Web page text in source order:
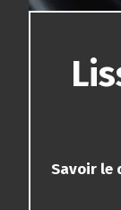
Savoir le